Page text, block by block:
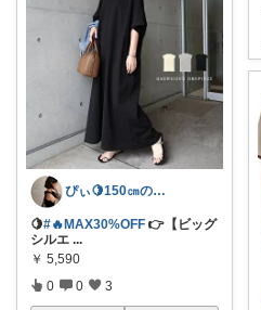
ぴぃ🍋150㎝の心地いい暮らし🧺ˊ˗
🍋#🔥MAX30%OFF 👉【ビッグ
シルエ ...
￥ 5,590
0 0 3